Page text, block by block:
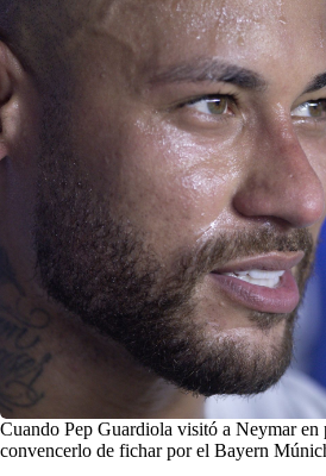
Cuando Pep Guardiola visitó a Neymar en
convencerlo de fichar por el Bayern